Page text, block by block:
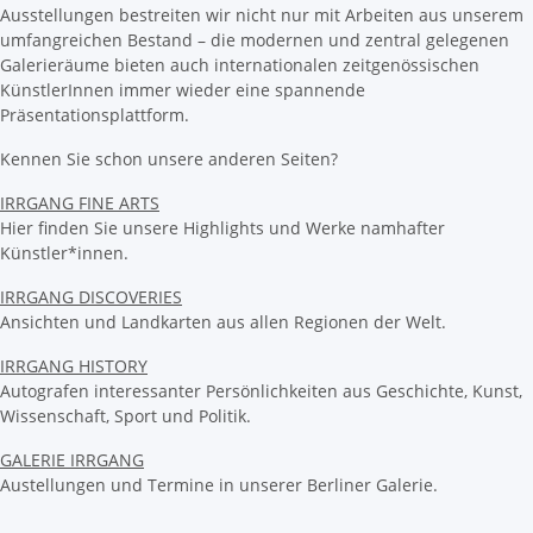
Ausstellungen bestreiten wir nicht nur mit Arbeiten aus unserem
umfangreichen Bestand – die modernen und zentral gelegenen
Galerieräume bieten auch internationalen zeitgenössischen
KünstlerInnen immer wieder eine spannende
Präsentationsplattform.
Kennen Sie schon unsere anderen Seiten?
IRRGANG FINE ARTS
Hier finden Sie unsere Highlights und Werke namhafter
Künstler*innen.
IRRGANG DISCOVERIES
Ansichten und Landkarten aus allen Regionen der Welt.
IRRGANG HISTORY
Autografen interessanter Persönlichkeiten aus Geschichte, Kunst,
Wissenschaft, Sport und Politik.
GALERIE IRRGANG
Austellungen und Termine in unserer Berliner Galerie.